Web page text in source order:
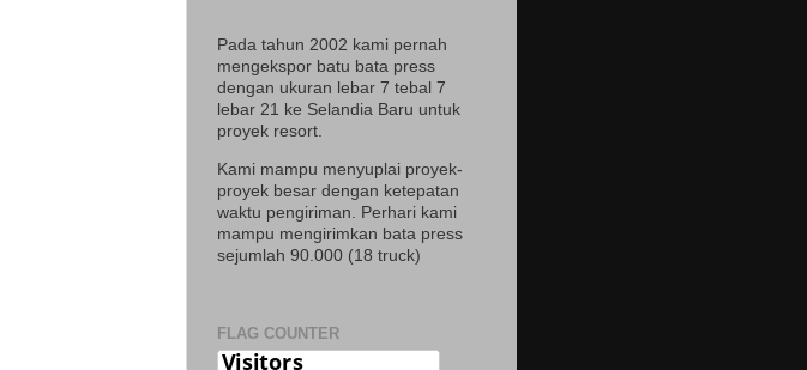
Pada tahun 2002 kami pernah
mengekspor batu bata press
dengan ukuran lebar 7 tebal 7
lebar 21 ke Selandia Baru untuk
proyek resort.
Kami mampu menyuplai proyek-
proyek besar dengan ketepatan
waktu pengiriman. Perhari kami
mampu mengirimkan bata press
sejumlah 90.000 (18 truck)
FLAG COUNTER